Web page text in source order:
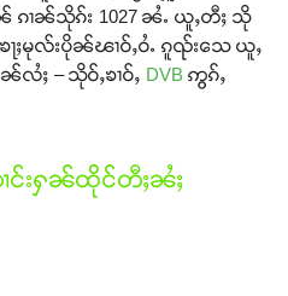
ၵၢၼ်သိုၵ်း 1027 ၼႆႉ ယူႇတီႈ သို
ေႃႈမုလ်းပိုၼ်ၽၢဝ်ႇဝႆႉ ၵူၺ်းသေ ယူႇ
ႈ – သိုဝ်ႇၶၢဝ်ႇ DVB ဢွၵ်ႇ
င်းႁၼ်ထိုင်တီႈၼႆႈ